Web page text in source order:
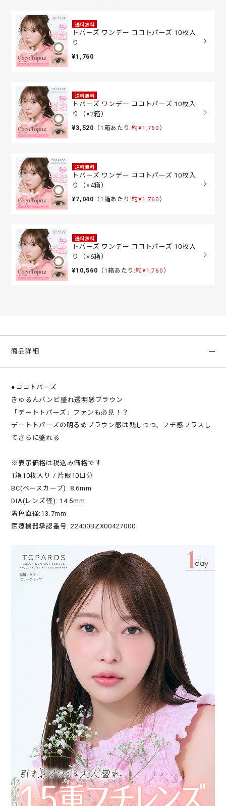
送料無料
トパーズ ワンデー ココトパーズ 10枚入
り
¥1,760
送料無料
トパーズ ワンデー ココトパーズ 10枚入
り（×2箱）
¥3,520 （1箱あたり:約¥1,760 ）
送料無料
トパーズ ワンデー ココトパーズ 10枚入
り（×4箱）
¥7,040 （1箱あたり:約¥1,760 ）
送料無料
トパーズ ワンデー ココトパーズ 10枚入
り（×6箱）
¥10,560 （1箱あたり:約¥1,760 ）
商品詳細
●ココトパーズ
きゅるんバンビ盛れ透明感ブラウン
「デートトパーズ」ファンも必見！？
デートトパーズの明るめブラウン感は残しつつ、フチ感プラスし
てさらに盛れる
※表示価格は税込み価格です
1箱10枚入り / 片眼10日分
BC(ベースカーブ): 8.6mm
DIA(レンズ径): 14.5mm
着色直径:13.7mm
医療機器承認番号: 22400BZX00427000